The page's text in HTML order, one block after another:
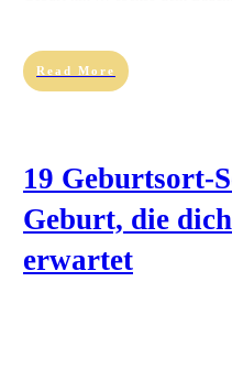
Read More
19 Geburtsort-
Geburt, die
erwartet